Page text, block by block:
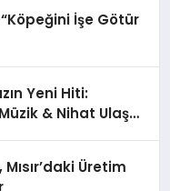
İşe Götür
Yeni Hiti:
& Nihat Ulaş
Üretim